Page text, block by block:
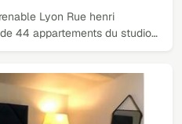
Lyon Rue henri
44 appartements du studio…